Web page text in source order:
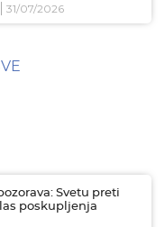
31/07/2026
Svetu preti
poskupljenja